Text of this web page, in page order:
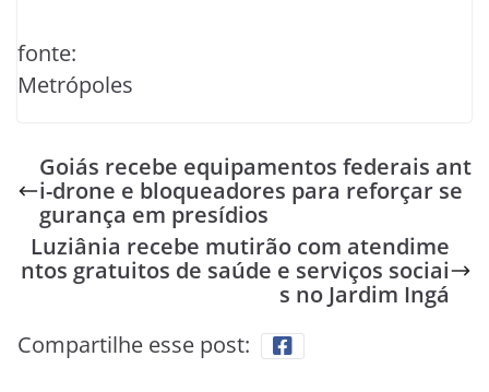
fonte:
Metrópoles
Goiás recebe equipamentos federais ant
i-drone e bloqueadores para reforçar se
gurança em presídios
Luziânia recebe mutirão com atendime
ntos gratuitos de saúde e serviços sociai
s no Jardim Ingá
Compartilhe esse post: